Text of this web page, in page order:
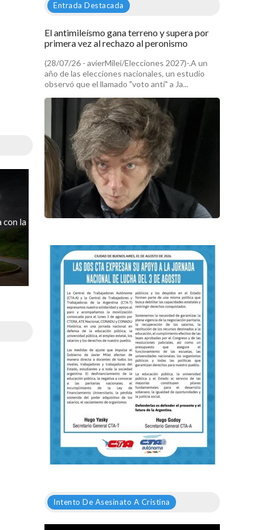
con la
Entrada Destacada
El antimileísmo gana terreno y supera por
primera vez al rechazo al peronismo
(28/07/26 - avierMilei/Elecciones 2027)-.A un
año de las elecciones nacionales, un estudio
observó que el llamado "voto anti" a Ja...
Intento De Asesinato A Cristina